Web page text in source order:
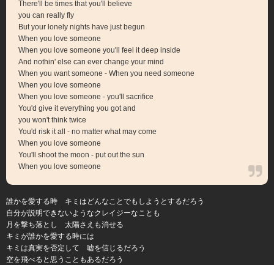
There'll be times that you'll believe
you can really fly
But your lonely nights have just begun
When you love someone
When you love someone you'll feel it deep inside
And nothin' else can ever change your mind
When you want someone - When you need someone
When you love someone
When you love someone - you'll sacrifice
You'd give it everything you got and
you won't think twice
You'd risk it all - no matter what may come
When you love someone
You'll shoot the moon - put out the sun
When you love someone
誰かを愛する時 キミはどんなことでもしようとするだろう
自分が説明できないようなクレイジーなことも
月を撃ち落とし 太陽さえも消せる
キミが誰かを愛する時には
キミは真実を否定して 嘘を信じるだろう
空を飛べると思うこともあるだろう